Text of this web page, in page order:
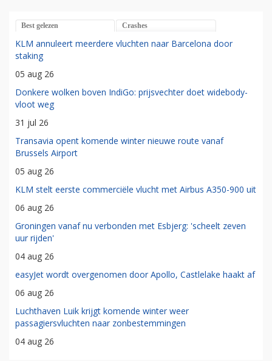
Best gelezen Crashes
KLM annuleert meerdere vluchten naar Barcelona door
staking
05 aug 26
Donkere wolken boven IndiGo: prijsvechter doet widebody-
vloot weg
31 jul 26
Transavia opent komende winter nieuwe route vanaf
Brussels Airport
05 aug 26
KLM stelt eerste commerciële vlucht met Airbus A350-900 uit
06 aug 26
Groningen vanaf nu verbonden met Esbjerg: 'scheelt zeven
uur rijden'
04 aug 26
easyJet wordt overgenomen door Apollo, Castlelake haakt af
06 aug 26
Luchthaven Luik krijgt komende winter weer
passagiersvluchten naar zonbestemmingen
04 aug 26